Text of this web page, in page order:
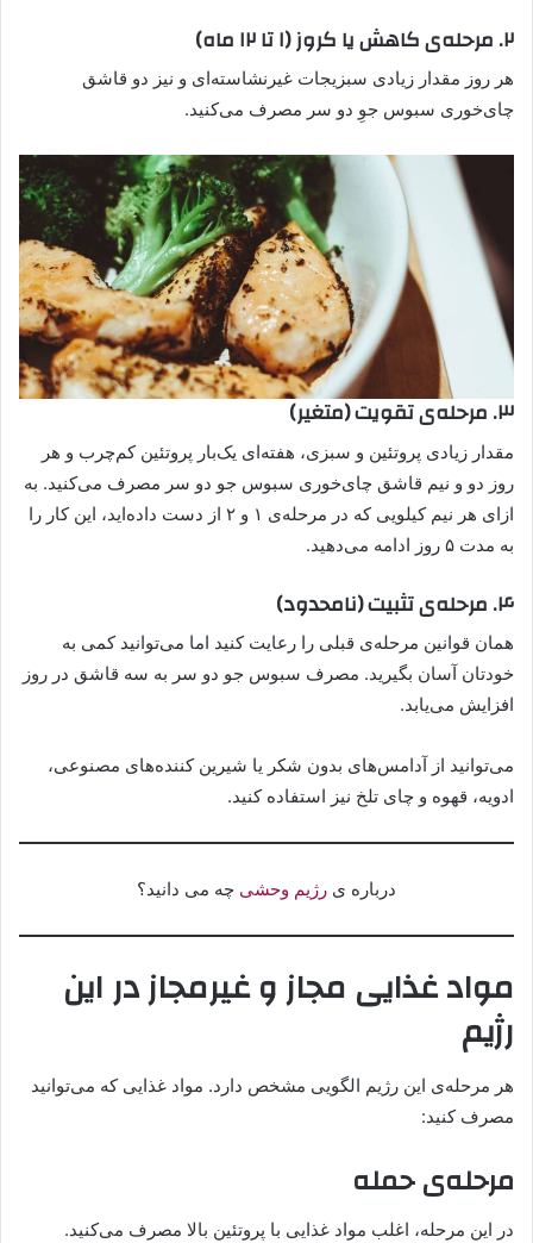
۲. مرحله‌ی کاهش یا کروز (۱ تا ۱۲ ماه)
هر روز مقدار زیادی سبزیجات غیرنشاسته‌ای و نیز دو قاشق
چای‌خوری سبوس جوِ دو سر مصرف می‌کنید.
۳. مرحله‌ی تقویت (متغیر)
مقدار زیادی پروتئین و سبزی، هفته‌ای یک‌بار پروتئین کم‌چرب و هر
روز دو و‌ نیم قاشق چای‌خوری سبوس جو دو سر مصرف می‌کنید. به
ازای هر نیم کیلویی که در مرحله‌ی ۱ و ۲ از دست داده‌اید، این کار را
به‌ مدت ۵ روز ادامه می‌دهید.
۴. مرحله‌ی تثبیت (نامحدود)
همان قوانین مرحله‌ی قبلی را رعایت کنید اما می‌توانید کمی به
خودتان آسان بگیرید. مصرف سبوس جو دو سر به سه قاشق در روز
افزایش می‌یابد.
می‌توانید از آدامس‌های بدون شکر یا شیرین کننده‌های مصنوعی،
ادویه، قهوه و چای تلخ نیز استفاده کنید.
درباره ی رژیم وحشی چه می دانید؟
مواد غذایی مجاز و غیرمجاز در این
رژیم
هر مرحله‌ی این رژیم الگویی مشخص دارد. مواد غذایی که می‌توانید
مصرف کنید:
مرحله‌ی حمله
در این مرحله، اغلب مواد غذایی با پروتئین بالا مصرف می‌کنید.